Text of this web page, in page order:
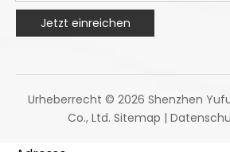
Jetzt einreichen
Urheberrecht © 2026 Shenzhen
Co., Ltd. Sitemap |